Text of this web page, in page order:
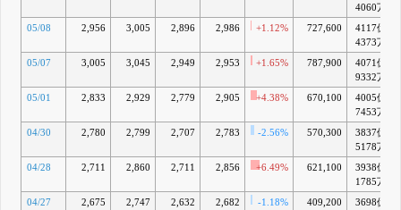
4060万
05/08
2,956 3,005 2,896 2,986 +1.12% 727,600
4117億
4373万
05/07
3,005 3,045 2,949 2,953 +1.65% 787,900
4071億
9332万
05/01
2,833 2,929 2,779 2,905 +4.38% 670,100
4005億
7453万
04/30
2,780 2,799 2,707 2,783 -2.56% 570,300
3837億
5178万
04/28
2,711 2,860 2,711 2,856 +6.49% 621,100
3938億
1785万
04/27
2,675 2,747 2,632 2,682 -1.18% 409,200
3698億